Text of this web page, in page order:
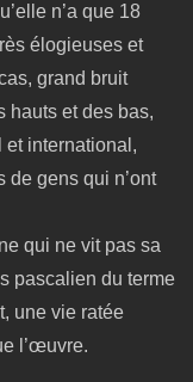
n’a que 18
élogieuses et
grand bruit
hauts et des bas,
et international,
de gens qui n’ont
qui ne vit pas sa
pascalien du terme
une vie ratée
l’œuvre.